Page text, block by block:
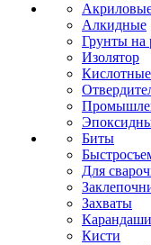
Алкидные
Грунты на
Изолятор
Кислотные
Биты
Для
Захваты
Карандаши
Кисти